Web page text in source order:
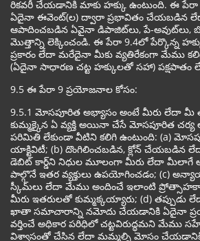
రికవరీ చేయడానికి మాకు హక్కు ఉంటుంది. ఈ
ఏదైనా ఈవెంట్(ల) ద్వారా ప్రభావితం చేయబడిన
ఆపాదించబడిన ఏవైనా డిపాజిట్‌లు, పే-
మొత్తాన్ని లెక్కించండి. ఈ పేరా 9.4లో పేర్కొన్న
ప్రకారం లేదా మరేదైనా మీకు వ్యతిరేకంగా మేము
(ఏదైనా సాధారణ చట్ట హక్కులతో సహా) పక్షపాతం
9.5 ఈ పేరా 9 ప్రయోజనాల కోసం:
9.5.1 మోసపూరిత అభ్యాసం అంటే మీరు లేదా
కుమ్మక్కైన ఏ వ్యక్తి అయినా చేసే మోసపూరిత చర్య
పరిమితి లేకుండా వీటిని కలిగి ఉంటుంది: (a)
యాక్టివిటీ; (b) దొంగిలించబడిన, క్లోన్ చేయబడిన
డెబిట్ కార్డ్‌ని నిధుల మూలంగా మీరు లేదా మీలాగే
పాల్గొనే ఇతర వ్యక్తులు ఉపయోగించడం; (c)
స్కీమ్‌లు లేదా మేము అందించే ఇలాంటి
మీరు ఇతరులతో కుమ్మక్కయ్యారు; (d) తప్పుడు
ఖాతా సమాచారాన్ని నమోదు చేయడానికి ఏదైనా
వర్తించే అధికార పరిధిలో చట్టవిరుద్ధమని మేము
విశ్వాసంతో చేసిన లేదా మమ్మల్ని మోసం